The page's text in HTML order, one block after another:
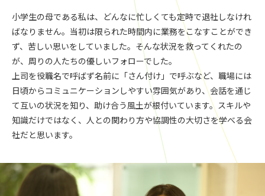
小学生の母である私は、どんなに忙しくても定時で退社しなけれ
ばなりません。当初は限られた時間内に業務をこなすことができ
ず、苦しい思いをしていました。そんな状況を救ってくれたの
が、周りの人たちの優しいフォローでした。
上司を役職名で呼ばず名前に「さん付け」で呼ぶなど、職場には
日頃からコミュニケーションしやすい雰囲気があり、会話を通じ
て互いの状況を知り、助け合う風土が根付いています。スキルや
知識だけではなく、人との関わり方や協調性の大切さを学べる会
社だと思います。